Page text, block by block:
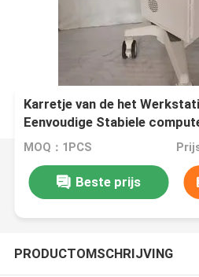
Karretje van de het
Eenvoudige Stabiele
laboratorium het Medische
MOQ：1PCS
Beste prijs
PRODUCTOMSCHRIJVING